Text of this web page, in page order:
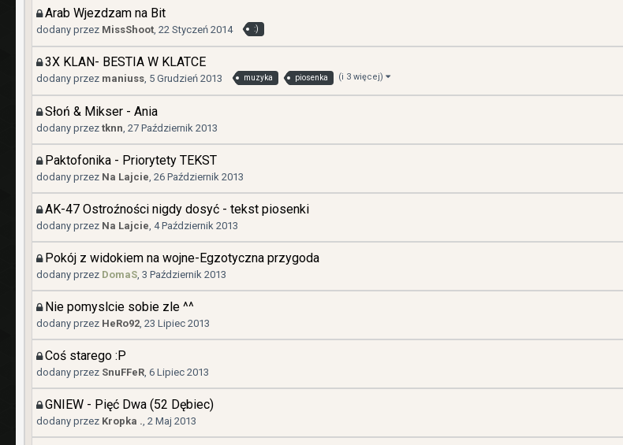
Arab Wjezdzam na Bit
dodany przez MissShoot,22 Styczeń 2014 :)
3X KLAN- BESTIA W KLATCE
dodany przez maniuss, 5 Grudzień 2013 muzyka piosenka (i 3 więcej)
Słoń & Mikser - Ania
dodany przeztknn,27 Październik 2013
Paktofonika - Priorytety TEKST
dodany przez Na Lajcie,26 Październik 2013
AK-47 Ostroźności nigdy dosyć - tekst piosenki
dodany przez Na Lajcie,4 Październik 2013
Pokój z widokiem na wojne-Egzotyczna przygoda
dodany przez DomaS,3 Październik 2013
Nie pomyslcie sobie zle ^^
dodany przez HeRo92,23 Lipiec 2013
Coś starego :P
dodany przez SnuFFeR,6 Lipiec 2013
GNIEW - Pięć Dwa (52 Dębiec)
dodany przez Kropka .,2 Maj 2013